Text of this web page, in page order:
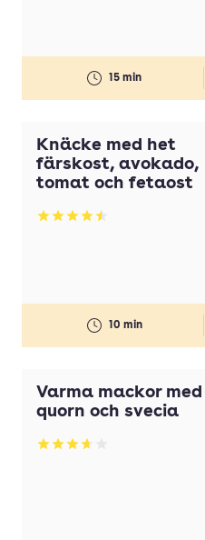
15 min
Knäcke med het
färskost, avokado,
tomat och fetaost
Betyg: 4.5 av 5
10 min
Varma mackor med
quorn och svecia
Betyg: 3.67 av 5